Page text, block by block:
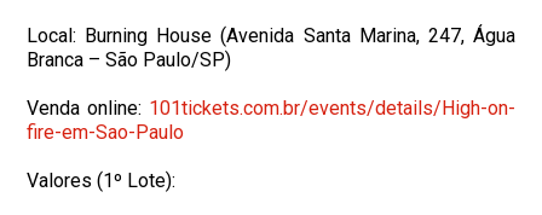
Local: Burning House (Avenida Santa Marina, 247, Água
Branca – São Paulo/SP)
Venda online: 101tickets.com.br/events/details/High-on-
fire-em-Sao-Paulo
Valores (1º Lote):